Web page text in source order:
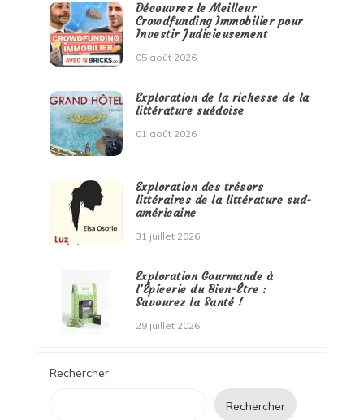
Découvrez le Meilleur
Crowdfunding Immobilier pour
Investir Judicieusement
05 août 2026
Exploration de la richesse de la
littérature suédoise
01 août 2026
Exploration des trésors
littéraires de la littérature sud-
américaine
31 juillet 2026
Exploration Gourmande à
l’Épicerie du Bien-Être :
Savourez la Santé !
29 juillet 2026
Rechercher
Rechercher